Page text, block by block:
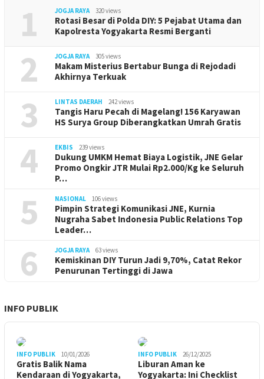
1 JOGJA RAYA 320 views
Rotasi Besar di Polda DIY: 5 Pejabat Utama dan
Kapolresta Yogyakarta Resmi Berganti
2 JOGJA RAYA 305 views
Makam Misterius Bertabur Bunga di Rejodadi
Akhirnya Terkuak
3 LINTAS DAERAH 242 views
Tangis Haru Pecah di Magelang! 156 Karyawan
HS Surya Group Diberangkatkan Umrah Gratis
4 EKBIS 239 views
Dukung UMKM Hemat Biaya Logistik, JNE Gelar
Promo Ongkir JTR Mulai Rp2.000/Kg ke Seluruh
P…
5 NASIONAL 106 views
Pimpin Strategi Komunikasi JNE, Kurnia
Nugraha Sabet Indonesia Public Relations Top
Leader…
6 JOGJA RAYA 63 views
Kemiskinan DIY Turun Jadi 9,70%, Catat Rekor
Penurunan Tertinggi di Jawa
INFO PUBLIK
INFO PUBLIK 10/01/2026
Gratis Balik Nama
Kendaraan di Yogyakarta,
INFO PUBLIK 26/12/2025
Liburan Aman ke
Yogyakarta: Ini Checklist